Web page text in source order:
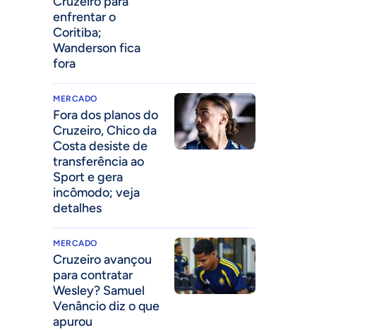
enfrentar o
Coritiba;
Wanderson fica
fora
MERCADO
Fora dos planos do
Cruzeiro, Chico da
Costa desiste de
transferência ao
Sport e gera
incômodo; veja
detalhes
MERCADO
Cruzeiro avançou
para contratar
Wesley? Samuel
Venâncio diz o que
apurou